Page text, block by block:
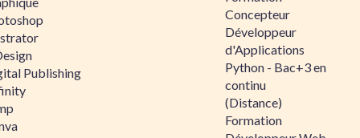
Publishing
Concepteur
Développeur
d'Applications
Python - Bac+3 en
continu
(Distance)
Formation